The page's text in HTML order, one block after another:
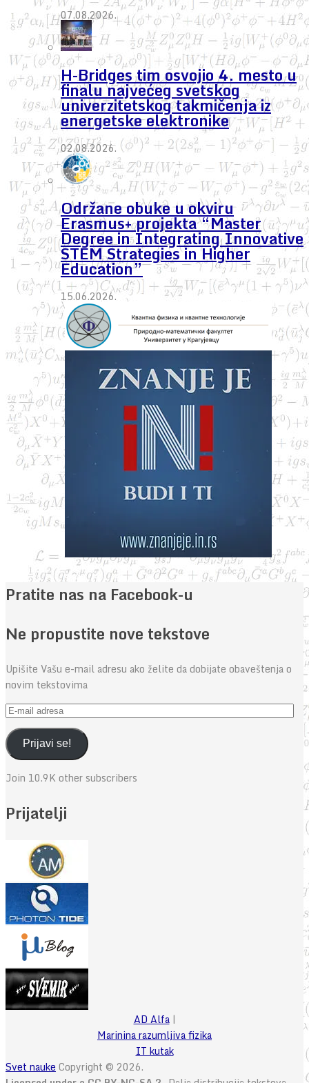
07.08.2026.
H-Bridges tim osvojio 4. mesto u
finalu najvećeg svetskog
univerzitetskog takmičenja iz
energetske elektronike
02.08.2026.
Održane obuke u okviru
Erasmus+ projekta “Master
Degree in Integrating Innovative
STEM Strategies in Higher
Education”
15.06.2026.
Pratite nas na Facebook-u
Ne propustite nove tekstove
Upišite Vašu e-mail adresu ako želite da dobijate obaveštenja o
novim tekstovima
E-
mail
adresaPrijavi se!
Join 10.9K other subscribers
Prijatelji
AD Alfa|
Marinina razumljiva fizika
IT kutak
Svet nauke Copyright © 2026.